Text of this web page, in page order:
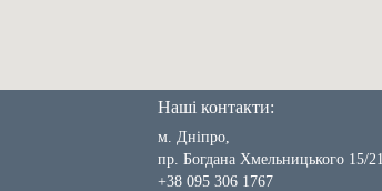
Наші контакти:
м. Дніпро,
пр. Богдана Хмельницького 15/21
+38 095 306 1767